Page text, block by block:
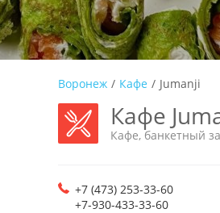
Воронеж / Кафе / Jumanji
Кафе
Кафе, банкетный
+7 (473) 253-33-60
+7-930-433-33-60